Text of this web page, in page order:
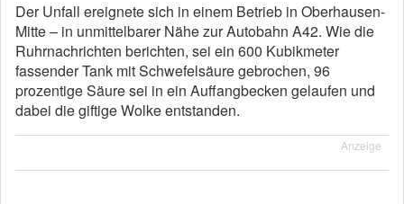
Der Unfall ereignete sich in einem Betrieb in Oberhausen-
Mitte – in unmittelbarer Nähe zur Autobahn A42. Wie die
Ruhrnachrichten berichten, sei ein 600 Kubikmeter
fassender Tank mit Schwefelsäure gebrochen, 96
prozentige Säure sei in ein Auffangbecken gelaufen und
dabei die giftige Wolke entstanden.
Anzeige